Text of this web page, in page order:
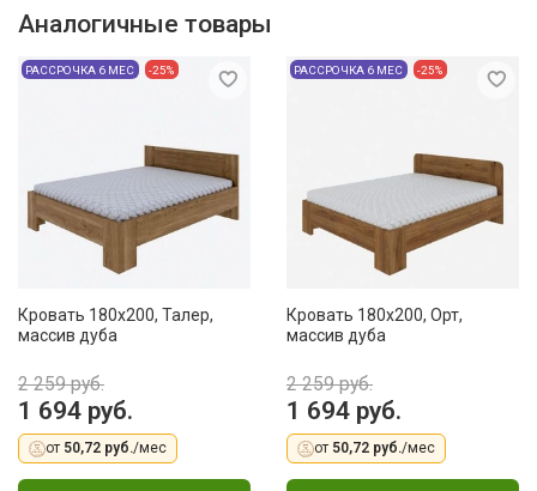
Аналогичные товары
РАССРОЧКА 6 МЕС -25%
Кровать 180х200, Талер,
массив дуба
2 259 руб.
1 694 руб.
от 50,72 руб./мес
РАССРОЧКА 6 МЕС -25%
Кровать 180х200, Орт,
массив дуба
2 259 руб.
1 694 руб.
от 50,72 руб./мес